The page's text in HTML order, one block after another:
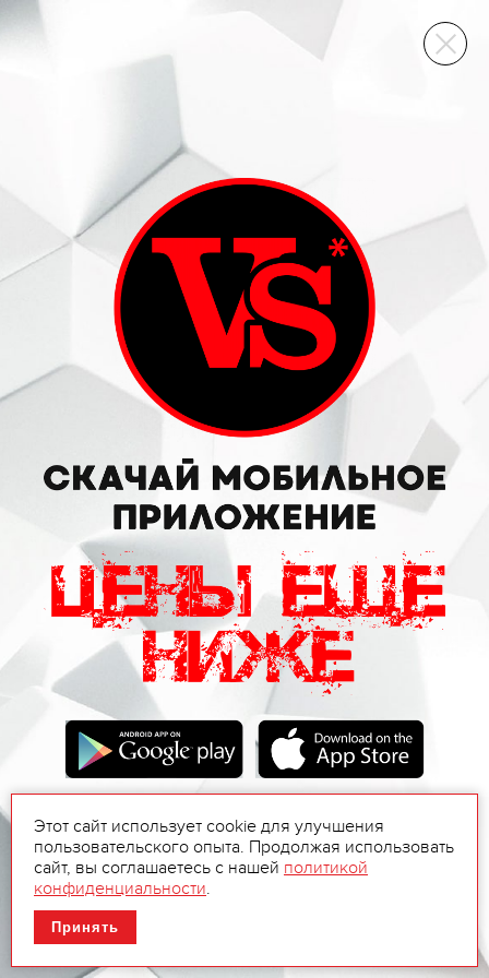
ВИННЫЙ СКЛАД
Этот сайт использует cookie для улучшения
пользовательского опыта. Продолжая использовать
сайт, вы соглашаетесь с нашей политикой
конфиденциальности.
Принять